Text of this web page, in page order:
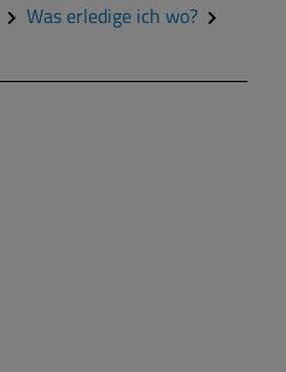
Was erledige ich wo?